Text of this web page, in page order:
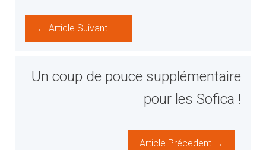
← Article Suivant
Un coup de pouce supplémentaire
pour les Sofica !
Article Précedent →